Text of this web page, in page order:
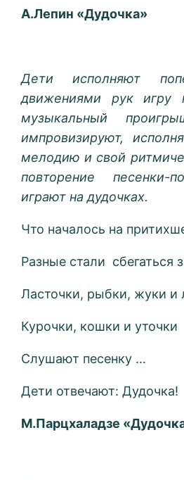
А.Лепин «Дудочка»
Дети исполняют
движениями рук игру
музыкальный
импровизируют,
мелодию и свой
повторение песенки-
играют на дудочках.
Что началось на
Разные стали сбегаться
Ласточки, рыбки, жуки и
Курочки, кошки и уточки
Слушают песенку …
Дети отвечают: Дудочка!
М.Парцхаладзе